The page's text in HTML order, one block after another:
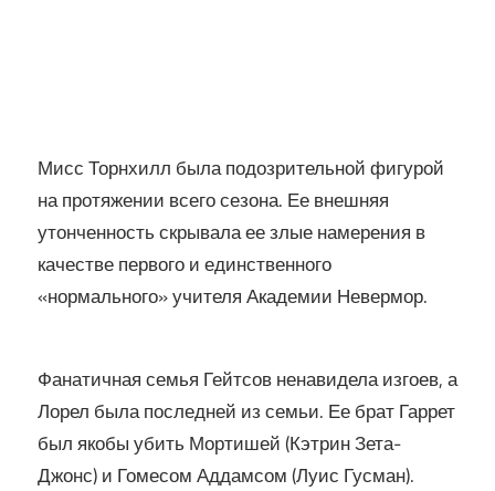
Мисс Торнхилл была подозрительной фигурой
на протяжении всего сезона. Ее внешняя
утонченность скрывала ее злые намерения в
качестве первого и единственного
«нормального» учителя Академии Невермор.
Фанатичная семья Гейтсов ненавидела изгоев, а
Лорел была последней из семьи. Ее брат Гаррет
был якобы убить Мортишей (Кэтрин Зета-
Джонс) и Гомесом Аддамсом (Луис Гусман).